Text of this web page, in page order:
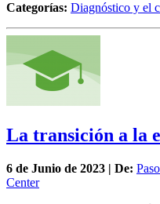
Categorías: Diagnóstico y el
La transición a la
6 de Junio de 2023 | De:
Center